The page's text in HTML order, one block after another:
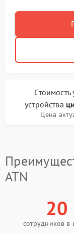
Стоимость
устройства
Цена
ATN
20
сотрудников в